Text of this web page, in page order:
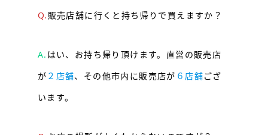
Q. 販売店舗に行くと持ち帰りで買えますか？
A. はい、お持ち帰り頂けます。直営の販売店
が ２店舗、その他市内に販売店が ６店舗ござ
います。